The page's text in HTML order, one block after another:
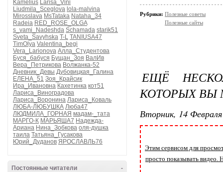
Kamelius Larisa_Vini
Liudmila_Sceglova lola-malvina
Mirosslava MsTataka Nataha_34
Radeia RED_ROSE_OLGA
s_vami_Nadeshda Schamada starik51
Sveta_Savyhska T-L TANIUSA47
TimOlya Valentina_begi
Vera_Larionova Алла_Студентова
Буся_бабуся Бущан_Зоя ВалИв
Вера_Петрикова Волжанка-52
Дневник_Девы Дубовицкая_Галина
ЕЛЕНА_51 Зоя_Крайсик
Ира_Ивановна Кахетинка кот51
Лариса_Виноградова
Лариса_Воронина Лариса_Коваль
ЛЮБА-ЛЮБУШКА Люба47
ЛЮДМИЛА_ГОРНАЯ мадам-_тата
МАРГО-К МАРЬЯША7 Надежда-
Ариана Нина_Зобкова оля-душка
таила Татьяна_Гусакова
Юрий_Дуданов ЯРОСЛАВЛЬ76
-
Постоянные читатели
Рубрики: Полезные советы
Полезные сайты
ЕЩЁ
КОТОРЫХ ВЫ
Вторник, 14
Этим сервисом для
просто показывать видео.